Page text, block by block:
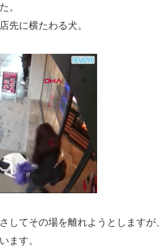
。
先に横たわる犬。
してその場を離れようとしますが、
ます。